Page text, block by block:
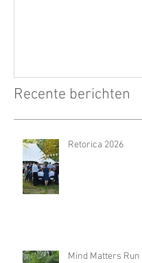
Recente berichten
Retorica 2026
Mind Matters Run